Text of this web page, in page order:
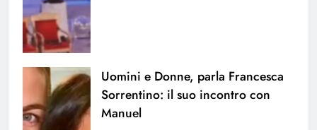
Uomini e Donne, parla Francesca
Sorrentino: il suo incontro con
Manuel